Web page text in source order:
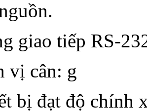
tiếp RS-
cân: g
đạt độ chính